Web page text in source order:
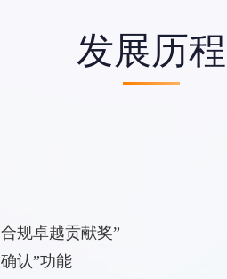
发展历程
规卓越贡献奖”
认”功能